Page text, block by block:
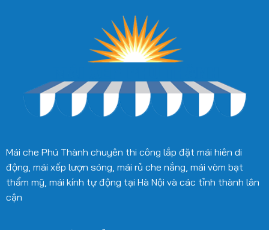
Mái che Phú Thành chuyên thi công lắp đặt mái hiên di
động, mái xếp lượn sóng, mái rủ che nắng, mái vòm bạt
thẩm mỹ, mái kính tự động tại Hà Nội và các tỉnh thành lân
cận